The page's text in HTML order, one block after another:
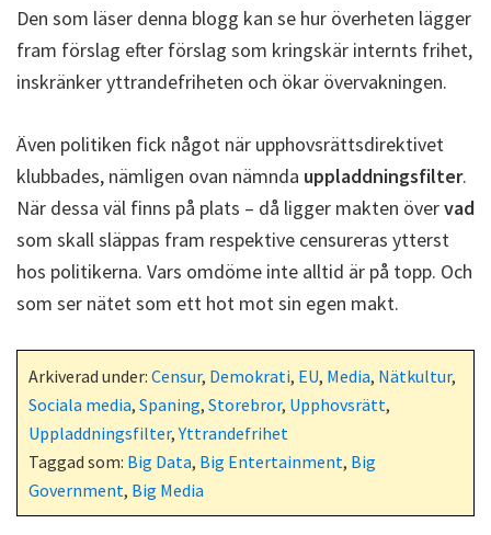
Den som läser denna blogg kan se hur överheten lägger
fram förslag efter förslag som kringskär internts frihet,
inskränker yttrandefriheten och ökar övervakningen.
Även politiken fick något när upphovsrättsdirektivet
klubbades, nämligen ovan nämnda uppladdningsfilter.
När dessa väl finns på plats – då ligger makten övervad
som skall släppas fram respektive censureras ytterst
hos politikerna. Vars omdöme inte alltid är på topp. Och
som ser nätet som ett hot mot sin egen makt.
Arkiverad under: Censur, Demokrati, EU, Media, Nätkultur,
Sociala media, Spaning, Storebror, Upphovsrätt,
Uppladdningsfilter,Yttrandefrihet
Taggad som: Big Data, Big Entertainment, Big
Government, Big Media